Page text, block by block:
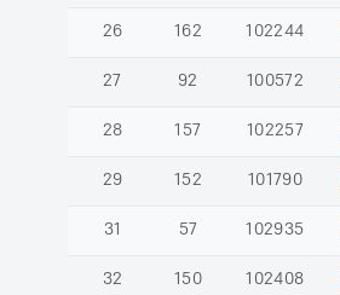
26 162 102244
27 92 100572
28 157 102257
29 152 101790
31 57 102935
32 150 102408